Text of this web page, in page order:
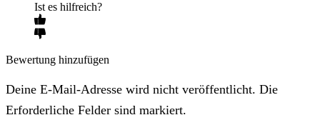
Ist es hilfreich?
Bewertung hinzufügen
Deine E-Mail-Adresse wird nicht veröffentlicht. Die
Erforderliche Felder sind markiert.